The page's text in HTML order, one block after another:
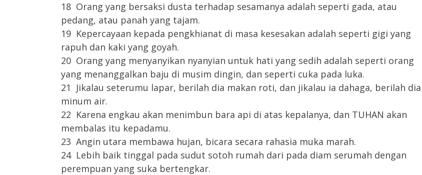
18 Orang yang bersaksi dusta terhadap sesamanya adalah seperti gada, atau
pedang, atau panah yang tajam.
19 Kepercayaan kepada pengkhianat di masa kesesakan adalah seperti gigi yang
rapuh dan kaki yang goyah.
20 Orang yang menyanyikan nyanyian untuk hati yang sedih adalah seperti orang
yang menanggalkan baju di musim dingin, dan seperti cuka pada luka.
21 Jikalau seterumu lapar, berilah dia makan roti, dan jikalau ia dahaga, berilah dia
minum air.
22 Karena engkau akan menimbun bara api di atas kepalanya, dan TUHAN akan
membalas itu kepadamu.
23 Angin utara membawa hujan, bicara secara rahasia muka marah.
24 Lebih baik tinggal pada sudut sotoh rumah dari pada diam serumah dengan
perempuan yang suka bertengkar.